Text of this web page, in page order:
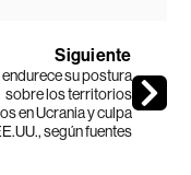
Siguiente
endurece su postura
sobre los territorios
en Ucrania y culpa
según fuentes